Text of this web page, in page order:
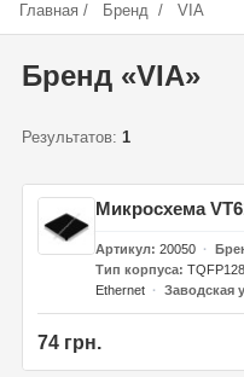
Главная / Бренд / VIA
Бренд «VIA»
Результатов: 1
Микросхема
Артикул 20050
Тип корпуса TQFP128
Ethernet
Заводская
74 грн.